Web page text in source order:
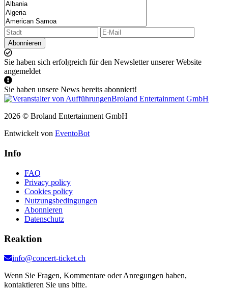
Abonnieren
Sie haben sich erfolgreich für den Newsletter unserer Website
angemeldet
Sie haben unsere News bereits abonniert!
2026 © Broland Entertainment GmbH
Entwickelt von EventoBot
Info
FAQ
Privacy policy
Cookies policy
Nutzungsbedingungen
Abonnieren
Datenschutz
Reaktion
info@concert-ticket.ch
Wenn Sie Fragen, Kommentare oder Anregungen haben,
kontaktieren Sie uns bitte.